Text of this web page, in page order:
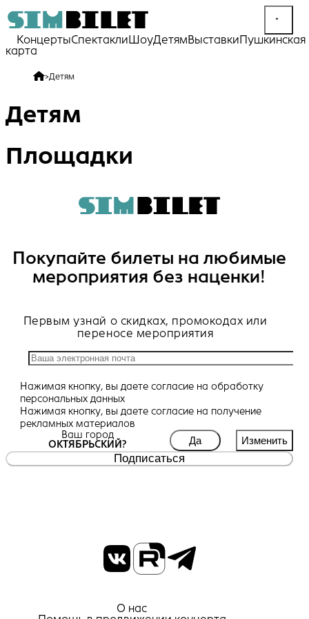
КонцертыСпектакли ШоуДетямВыставкиПушкинская
карта
>Детям
Детям
Площадки
Покупайте билеты на любимые
мероприятия без наценки!
Первым узнай о скидках, промокодах или
переносе мероприятия
Нажимая кнопку, вы даете согласие на обработку
персональных данных
Нажимая кнопку, вы даете согласие на получение
рекламных материалов
Ваш город
ОКТЯБРЬСКИЙ?
Да Изменить
Подписаться
О нас